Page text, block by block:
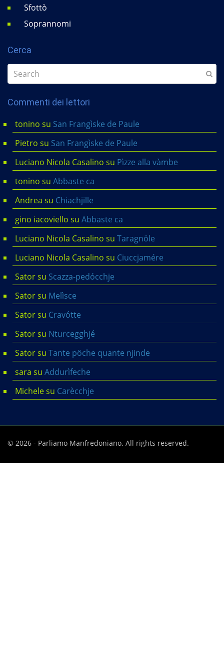
Sfottò
Soprannomi
Cerca
Commenti dei lettori
tonino su San Frangìske de Paule
Pietro su San Frangìske de Paule
Luciano Nicola Casalino su Pìzze alla vàmbe
tonino su Abbaste ca
Andrea su Chiachjille
gino iacoviello su Abbaste ca
Luciano Nicola Casalino su Taragnöle
Luciano Nicola Casalino su Ciuccjamére
Satorsu Scazza-pedócchje
Satorsu Melìsce
Satorsu Cravótte
Satorsu Nturcegghjé
Satorsu Tante pöche quante njinde
sara su Addurìfeche
Michelesu Carècchje
© 2026 - Parliamo Manfredoniano. All rights reserved.